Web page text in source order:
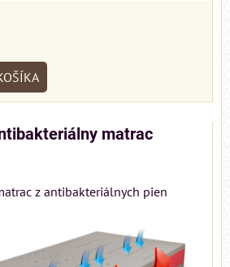
matrac
z antibakteriálnych pien